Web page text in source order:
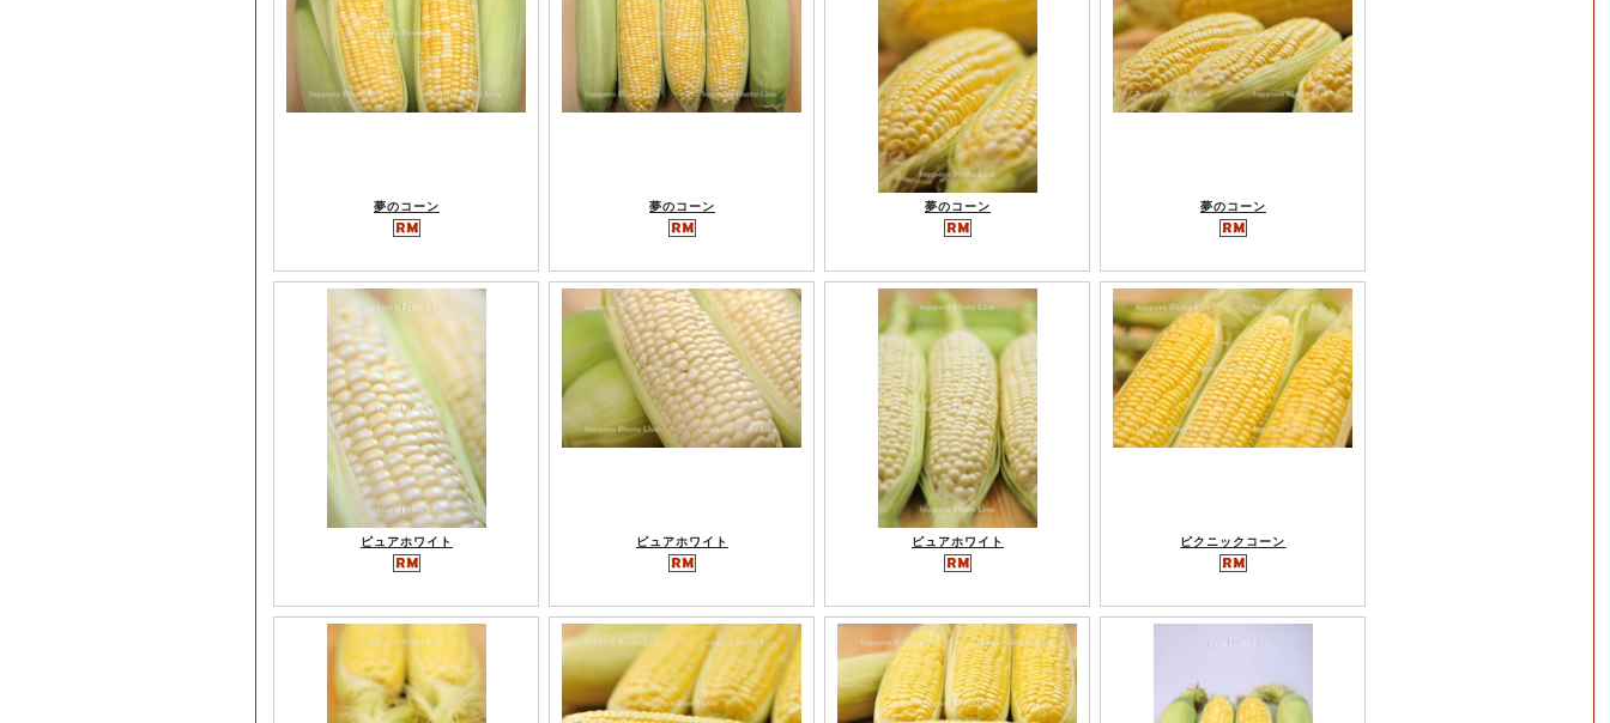
夢のコーン 夢のコーン 夢のコーン 夢のコーン
ピュアホワイト ピュアホワイト ピュアホワイト ピクニックコーン